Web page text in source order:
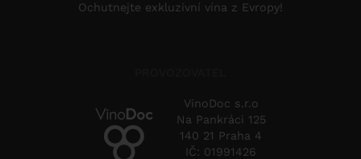
Ochutnejte exkluzivní vína z Evropy!
VinoDoc s.r.o
Na Pankráci 125
140 21 Praha 4
IČ: 01991426